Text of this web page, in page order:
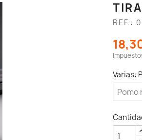
REF.:
Varias: